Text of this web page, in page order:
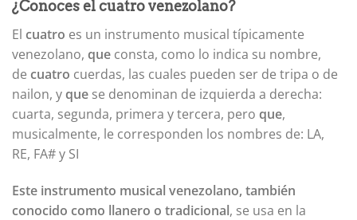
¿Conoces el cuatro venezolano?
El cuatro es un instrumento musical típicamente
venezolano, que consta, como lo indica su nombre,
de cuatro cuerdas, las cuales pueden ser de tripa o de
nailon, yque se denominan de izquierda a derecha:
cuarta, segunda, primera y tercera, pero que,
musicalmente, le corresponden los nombres de: LA,
RE, FA# y SI
Este instrumento musical venezolano, también
conocido como llanero o tradicional, se usa en la